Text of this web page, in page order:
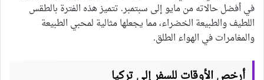
في أفضل حالاته من مايو إلى سبتمبر. تتميز هذه الفترة بالطقس
اللطيف والطبيعة الخضراء، مما يجعلها مثالية لمحبي الطبيعة
والمغامرات في الهواء الطلق.